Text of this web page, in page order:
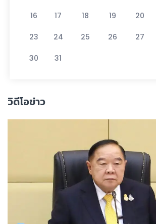
16 17 18 19 20
23 24 25 26 27
30 31
วิดีโอข่าว